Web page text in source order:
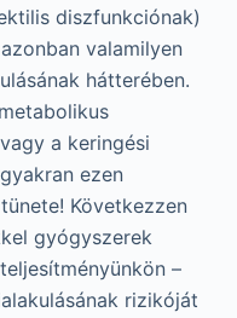
diszfunkciónak)
valamilyen
hátterében.
a keringési
ezen
Következzen
gyógyszerek
–
rizikóját